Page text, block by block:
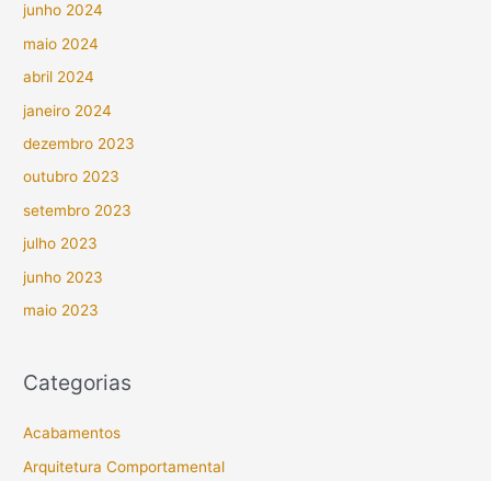
junho 2024
maio 2024
abril 2024
janeiro 2024
dezembro 2023
outubro 2023
setembro 2023
julho 2023
junho 2023
maio 2023
Categorias
Acabamentos
Arquitetura Comportamental